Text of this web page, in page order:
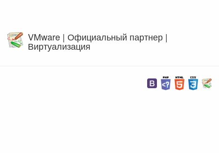
VMware | Официальный партнер |
Виртуализация